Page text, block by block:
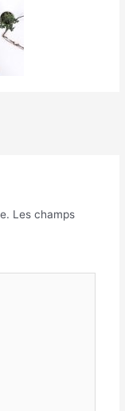
Les champs